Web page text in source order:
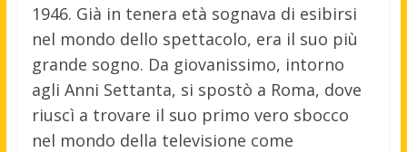
1946. Già in tenera età sognava di esibirsi
nel mondo dello spettacolo, era il suo più
grande sogno. Da giovanissimo, intorno
agli Anni Settanta, si spostò a Roma, dove
riuscì a trovare il suo primo vero sbocco
nel mondo della televisione come